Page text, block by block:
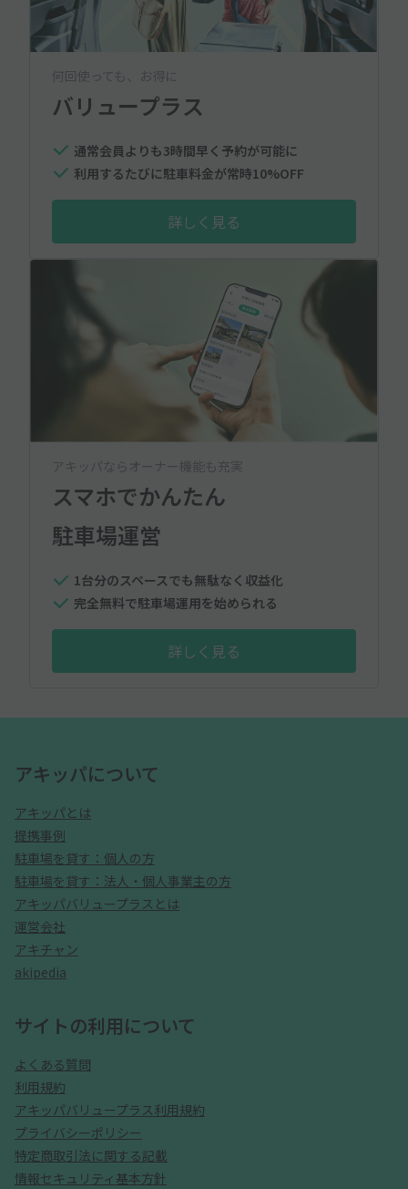
何回使っても、お得に
バリュープラス
通常会員よりも3時間早く予約が可能に
利用するたびに駐車料金が常時10%OFF
詳しく見る
アキッパならオーナー機能も充実
スマホでかんたん
駐車場運営
1台分のスペースでも無駄なく収益化
完全無料で駐車場運用を始められる
詳しく見る
アキッパについて
アキッパとは
提携事例
駐車場を貸す：個人の方
駐車場を貸す：法人・個人事業主の方
アキッパバリュープラスとは
運営会社
アキチャン
akipedia
サイトの利用について
よくある質問
利用規約
アキッパバリュープラス利用規約
プライバシーポリシー
特定商取引法に関する記載
情報セキュリティ基本方針